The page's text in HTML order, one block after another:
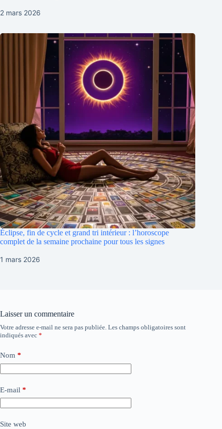
2 mars 2026
Éclipse, fin de cycle et grand tri intérieur : l’horoscope
complet de la semaine prochaine pour tous les signes
1 mars 2026
Laisser un commentaire
Votre adresse e-mail ne sera pas publiée. Les champs obligatoires sont
indiqués avec *
Nom *
E-mail *
Site web